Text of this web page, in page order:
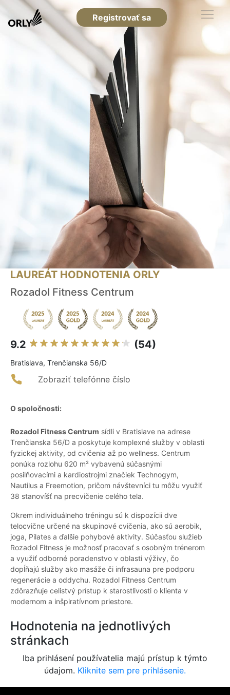
Registrovať sa
LAUREÁT HODNOTENIA ORLY
Rozadol Fitness Centrum
9.2 (54)
Bratislava, Trenčianska 56/D
Zobraziť telefónne číslo
O spoločnosti:
Rozadol Fitness Centrum sídli v Bratislave na adrese
Trenčianska 56/D a poskytuje komplexné služby v oblasti
fyzickej aktivity, od cvičenia až po wellness. Centrum
ponúka rozlohu 620 m² vybavenú súčasnými
posilňovacími a kardiostrojmi značiek Technogym,
Nautilus a Freemotion, pričom návštevníci tu môžu využiť
38 stanovíšť na precvičenie celého tela.
Okrem individuálneho tréningu sú k dispozícii dve
telocvične určené na skupinové cvičenia, ako sú aerobik,
joga, Pilates a ďalšie pohybové aktivity. Súčasťou služieb
Rozadol Fitness je možnosť pracovať s osobným trénerom
a využiť odborné poradenstvo v oblasti výživy, čo
dopĺňajú služby ako masáže či infrasauna pre podporu
regenerácie a oddychu. Rozadol Fitness Centrum
zdôrazňuje celistvý prístup k starostlivosti o klienta v
modernom a inšpiratívnom priestore.
Hodnotenia na jednotlivých
stránkach
Iba prihlásení používatelia majú prístup k týmto
údajom. Kliknite sem pre prihlásenie.